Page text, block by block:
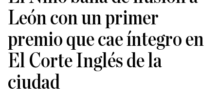
León con un primer
premio que cae íntegro en
El Corte Inglés de la
ciudad